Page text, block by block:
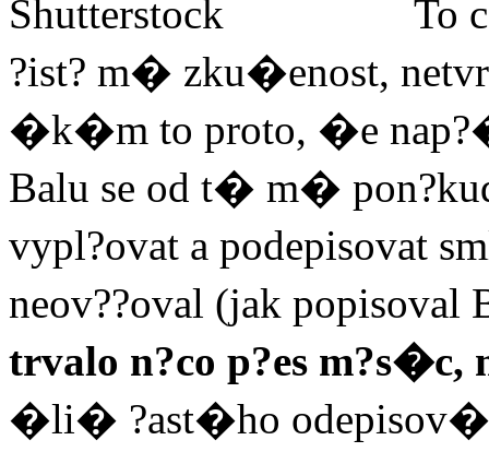
To
?ist? m� zku�enost,
�k�m to proto, �e
Balu se od t� m�
vypl?ovat a podepisovat
neov??oval (jak
trvalo n?co p?es
�li� ?ast�ho